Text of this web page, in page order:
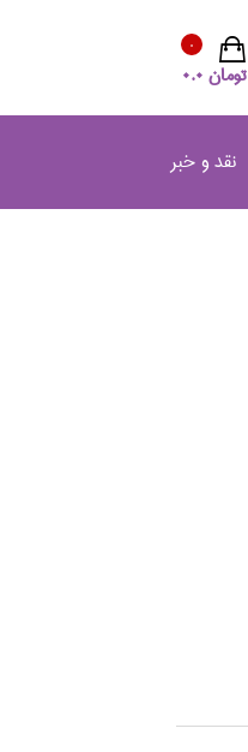
تومان 0.0
0
نقد و خبر